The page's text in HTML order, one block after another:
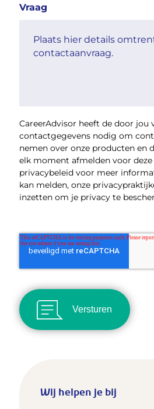
Vraag
CareerAdvisor heeft de door jou
contactgegevens nodig om
nemen over onze producten en
elk moment afmelden voor
privacybeleid voor meer
kan melden, onze
inzetten om je privacy te
Wij helpen je bij